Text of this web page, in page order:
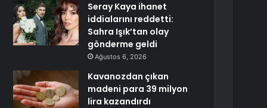
Seray Kaya ihanet
iddialarını reddetti:
Sahra Işık’tan olay
gönderme geldi
Ağustos 6, 2026
Kavanozdan çıkan
madeni para 39 milyon
lira kazandırdı